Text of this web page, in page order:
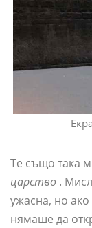
Те също така
царство .
ужасна, но
нямаше да